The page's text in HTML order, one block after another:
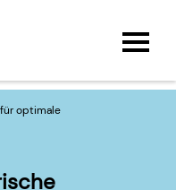
optimale